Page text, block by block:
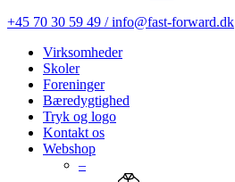
+45 70 30 59 49 / info@fast-forward.dk
Virksomheder
Skoler
Foreninger
Bæredygtighed
Tryk og logo
Kontakt os
Webshop
–